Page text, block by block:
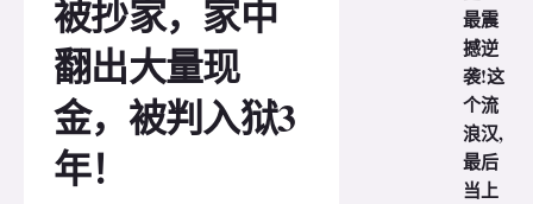
被抄家，家中
翻出大量现
金，被判入狱3
年！
最震
撼逆
袭!这
个流
浪汉,
最后
当上